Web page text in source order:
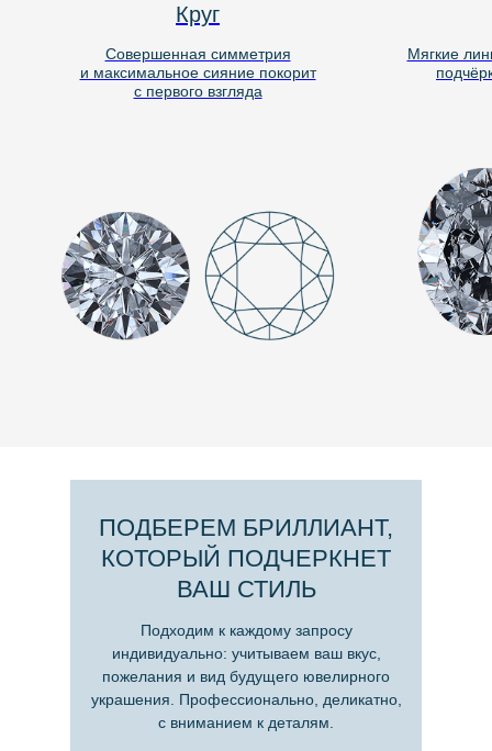
Круг
Совершенная симметрия
и максимальное сияние покорит
с первого взгляда
Мягкие
Подходим к каждому запросу
индивидуально: учитываем ваш вкус,
пожелания и вид будущего ювелирного
украшения. Профессионально, деликатно,
с вниманием к деталям.
ПОДБЕРЕМ БРИЛЛИАНТ,
КОТОРЫЙ ПОДЧЕРКНЕТ
ВАШ СТИЛЬ